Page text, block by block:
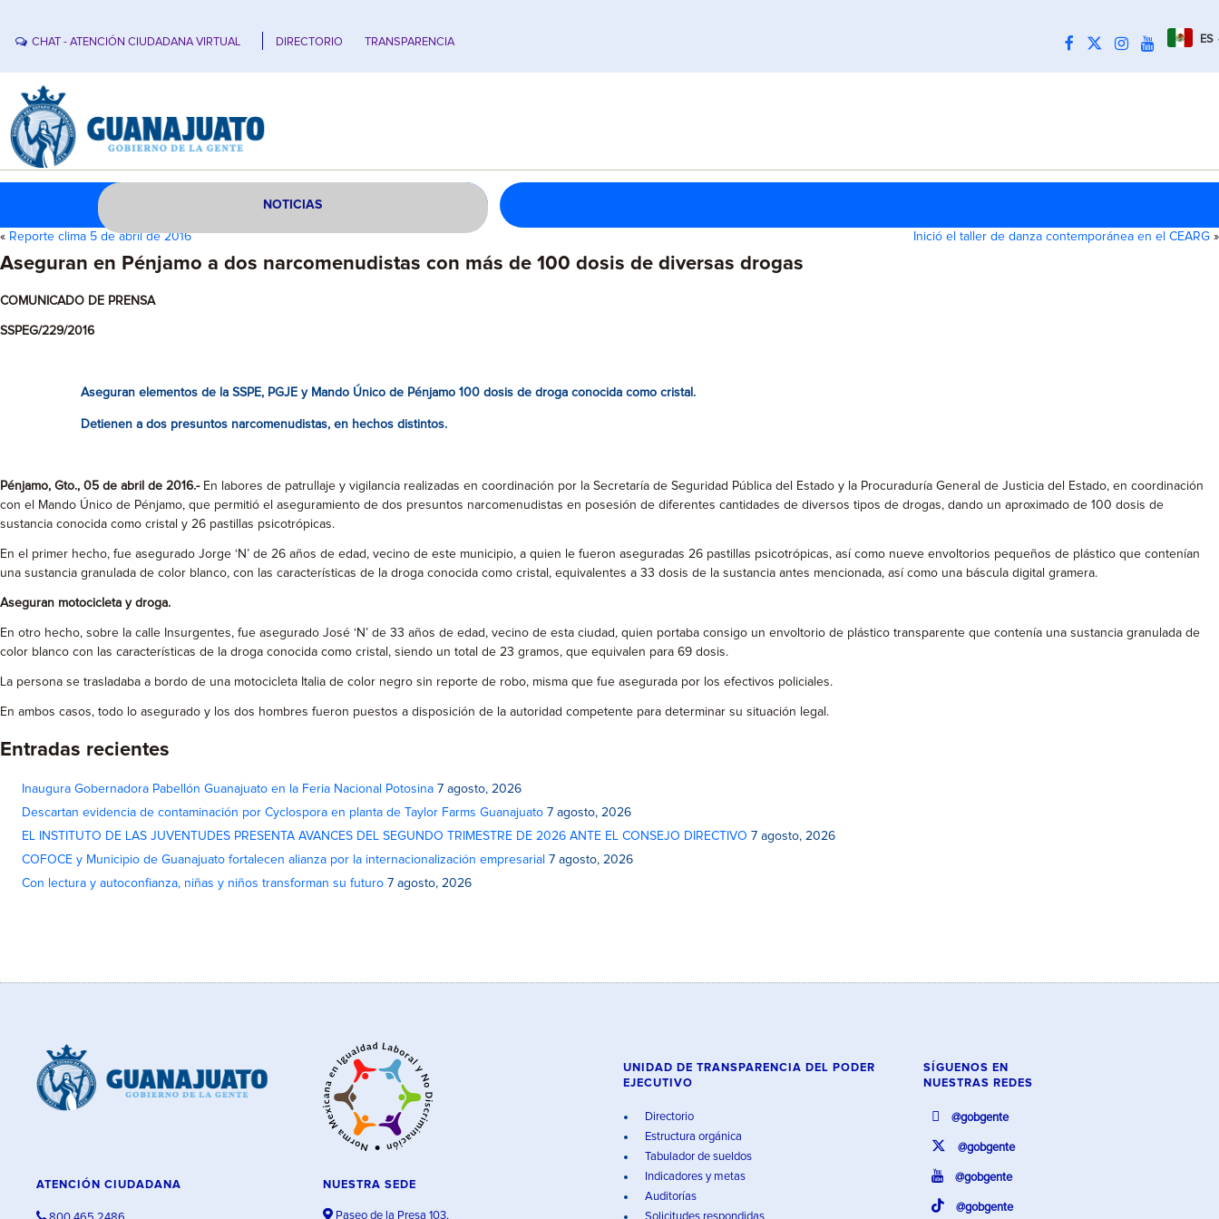
CHAT - ATENCIÓN CIUDADANA VIRTUAL DIRECTORIO TRANSPARENCIA ES
NOTICIAS
« Reporte clima 5 de abril de 2016 Inició el taller de danza contemporánea en el CEARG »
Aseguran en Pénjamo a dos narcomenudistas con más de 100 dosis de diversas drogas
COMUNICADO DE PRENSA
SSPEG/229/2016
Aseguran elementos de la SSPE, PGJE y Mando Único de Pénjamo 100 dosis de droga conocida como cristal.
Detienen a dos presuntos narcomenudistas, en hechos distintos.
Pénjamo, Gto., 05 de abril de 2016.- En labores de patrullaje y vigilancia realizadas en coordinación por la Secretaría de Seguridad Pública del Estado y la Procuraduría General de Justicia del Estado, en coordinación
con el Mando Único de Pénjamo, que permitió el aseguramiento de dos presuntos narcomenudistas en posesión de diferentes cantidades de diversos tipos de drogas, dando un aproximado de 100 dosis de
sustancia conocida como cristal y 26 pastillas psicotrópicas.
En el primer hecho, fue asegurado Jorge ‘N’ de 26 años de edad, vecino de este municipio, a quien le fueron aseguradas 26 pastillas psicotrópicas, así como nueve envoltorios pequeños de plástico que contenían
una sustancia granulada de color blanco, con las características de la droga conocida como cristal, equivalentes a 33 dosis de la sustancia antes mencionada, así como una báscula digital gramera.
Aseguran motocicleta y droga.
En otro hecho, sobre la calle Insurgentes, fue asegurado José ‘N’ de 33 años de edad, vecino de esta ciudad, quien portaba consigo un envoltorio de plástico transparente que contenía una sustancia granulada de
color blanco con las características de la droga conocida como cristal, siendo un total de 23 gramos, que equivalen para 69 dosis.
La persona se trasladaba a bordo de una motocicleta Italia de color negro sin reporte de robo, misma que fue asegurada por los efectivos policiales.
En ambos casos, todo lo asegurado y los dos hombres fueron puestos a disposición de la autoridad competente para determinar su situación legal.
Entradas recientes
Inaugura Gobernadora Pabellón Guanajuato en la Feria Nacional Potosina 7 agosto, 2026
Descartan evidencia de contaminación por Cyclospora en planta de Taylor Farms Guanajuato 7 agosto, 2026
EL INSTITUTO DE LAS JUVENTUDES PRESENTA AVANCES DEL SEGUNDO TRIMESTRE DE 2026 ANTE EL CONSEJO DIRECTIVO 7 agosto, 2026
COFOCE y Municipio de Guanajuato fortalecen alianza por la internacionalización empresarial 7 agosto, 2026
Con lectura y autoconfianza, niñas y niños transforman su futuro 7 agosto, 2026
ATENCIÓN CIUDADANA NUESTRA SEDE
Paseo de la Presa 103,
UNIDAD DE TRANSPARENCIA DEL PODER
EJECUTIVO
Directorio
Estructura orgánica
Tabulador de sueldos
Indicadores y metas
Auditorías
SÍGUENOS EN
NUESTRAS REDES
@gobgente
@gobgente
@gobgente
@gobgente